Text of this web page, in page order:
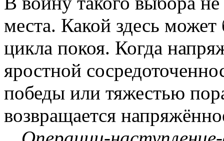
места. Какой здесь
цикла покоя. Когда
яростной
победы или тяжестью
возвращается